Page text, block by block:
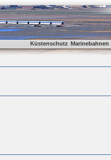
Küstenschutz Marinebahnen